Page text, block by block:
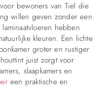
bewoners van Tiel die
willen geven zonder een
hebben
kleuren. Een lichte
groter en rustiger
juist zorgt voor
slaapkamers en
een praktische en